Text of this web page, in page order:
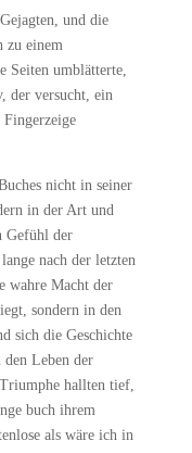
und die
zu einem
Seiten umblätterte,
der versucht, ein
nicht in seiner
in der Art und
Gefühl der
nach der letzten
wahre Macht der
sondern in den
sich die Geschichte
Leben der
hallten tief,
buch ihrem
als wäre ich in